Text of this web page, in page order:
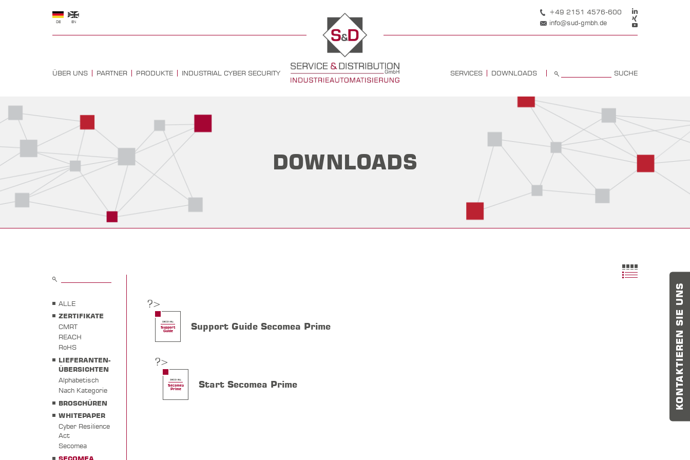
DE EN
+49 2151 4576-600
info@sud-gmbh.de
ÜBER UNS PARTNER PRODUKTE INDUSTRIAL CYBER SECURITY SERVICES DOWNLOADS SUCHE
DOWNLOADS
ALLE
ZERTIFIKATE
CMRT
REACH
RoHS
LIEFERANTEN-
ÜBERSICHTEN
Alphabetisch
Nach Kategorie
BROSCHÜREN
WHITEPAPER
Cyber Resilience
Act
Secomea
?>
SECOMEA
Support
Guide Support Guide Secomea Prime
?>
SECOMEA
Secomea
Prime Start Secomea Prime KONTAKTIEREN SIE UNS